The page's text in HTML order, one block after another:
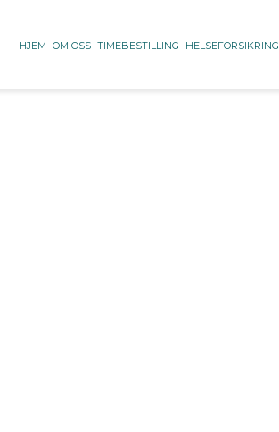
HJEM OM OSS TIMEBESTILLING HELSEFORSIKRING